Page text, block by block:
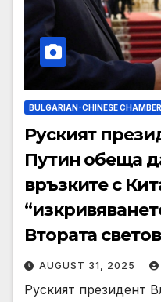
BULGARIAN-CHINESE
Руският
Путин обеща
връзките с
Втората
AUGUST 31, 2025
Руският президент